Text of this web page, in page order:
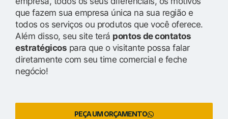
que fazem sua empresa única na sua região e
todos os serviços ou produtos que você oferece.
Além disso, seu site terá pontos de contatos
estratégicos para que o visitante possa falar
diretamente com seu time comercial e feche
negócio!
PEÇA UM ORÇAMENTO